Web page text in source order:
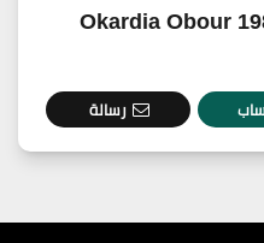
كمبوند اوكارديا العبور 19839 Okardia Obour
رسالة